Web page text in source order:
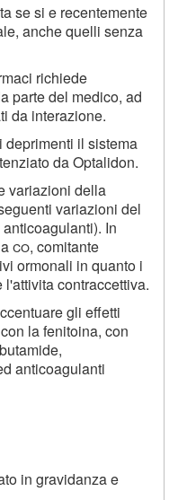
se si e recentemente
anche quelli senza
richiede
parte del medico, ad
da interazione.
deprimenti il sistema
da Optalidon.
variazioni della
variazioni del
In
co, comitante
ormonali in quanto i
contraccettiva.
gli effetti
la fenitoina, con
anticoagulanti
in gravidanza e